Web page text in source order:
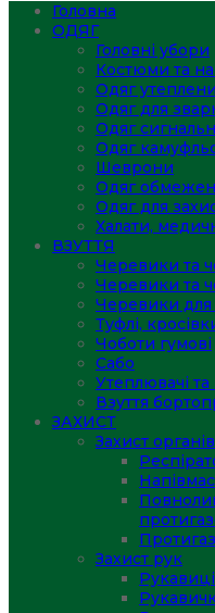
Головна
ОДЯГ
Головні убори
Костюми та
Одяг
Одяг для
Одяг
Одяг
Шеврони
Одяг
Одяг для
Халати,
ВЗУТТЯ
Черевики та
Черевики та
Черевики для
Туфлі,
Чоботи гумові
Сабо
Утеплювачі
Взуття
ЗАХИСТ
Захист
Захист рук
Рукавиці